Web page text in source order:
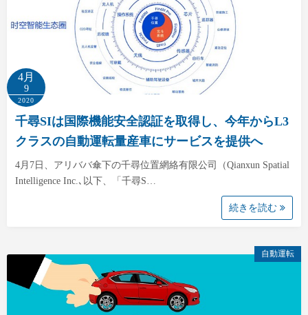
4月
9
2020
千尋SIは国際機能安全認証を取得し、今年からL3
クラスの自動運転量産車にサービスを提供へ
4月7日、アリババ傘下の千尋位置網絡有限公司（Qianxun Spatial
Intelligence Inc.､以下、「千尋S…
続きを読む
自動運転